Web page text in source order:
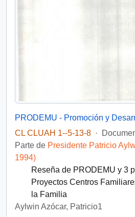
PRODEMU - Promoción y
CL CLUAH 1--5-13-8 ·
Parte de Presidente Patricio
1994)
Reseña de PRODEMU y 3
Proyectos Centros
la Familia
Aylwin Azócar, Patricio1